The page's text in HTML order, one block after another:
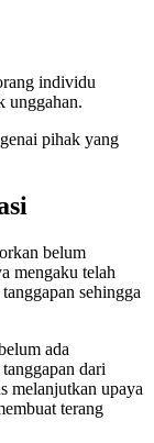
individu
unggahan.
pihak yang
belum
mengaku telah
sehingga
ada
dari
melanjutkan upaya
terang